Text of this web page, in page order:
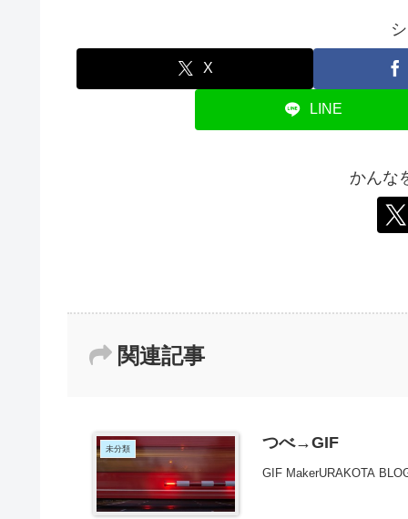
X
LINE
かんな
関連記事
未分類 つべ→GIF
GIF MakerURAKOTA